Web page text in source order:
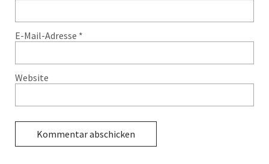
E-Mail-Adresse *
Website